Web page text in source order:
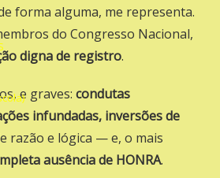
forma alguma, me representa.
do Congresso Nacional,
digna de registro.
e graves: condutas
infundadas, inversões de
razão e lógica — e, o mais
ausência de HONRA.